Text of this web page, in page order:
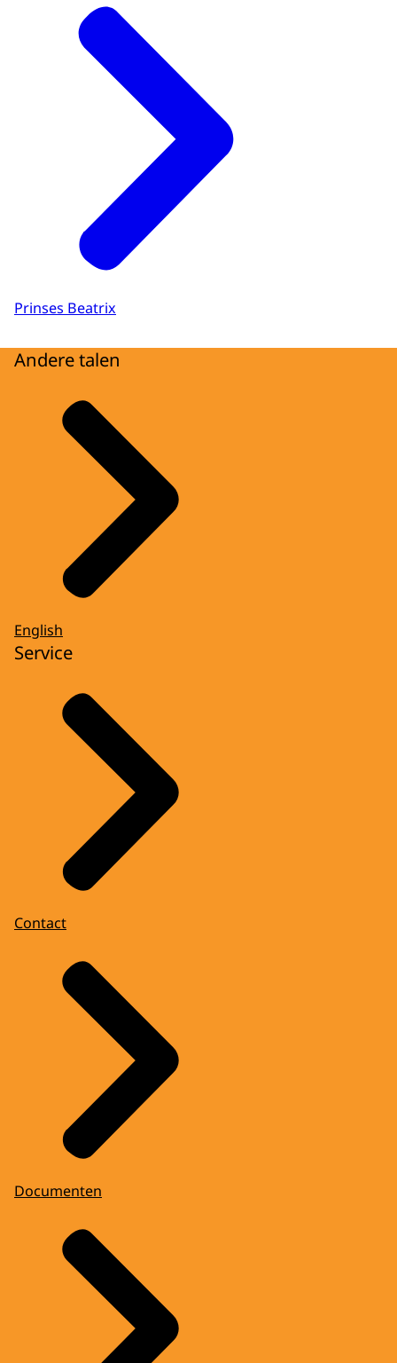
Prinses Beatrix
Andere talen
English
Service
Contact
Documenten